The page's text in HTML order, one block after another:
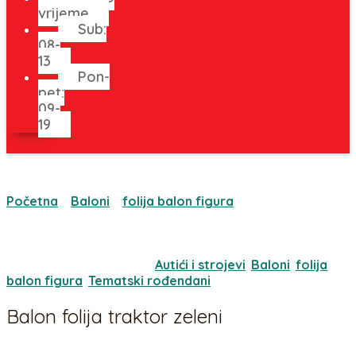
vrijeme
Sub:
08-
13
Pon-
pet:
09-
19
Početna Baloni folija balon figura
Autići i strojevi Baloni folija
balon figura Tematski rođendani
Balon folija traktor zeleni